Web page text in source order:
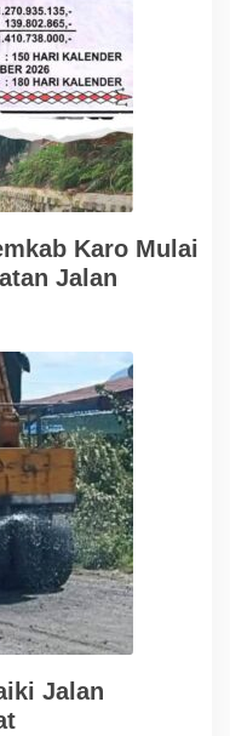
Karo Mulai
Jalan
Jalan